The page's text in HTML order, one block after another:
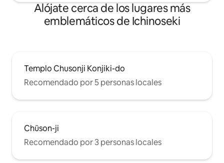
Alójate cerca de los lugares más
emblemáticos de Ichinoseki
Templo Chusonji Konjiki-do
Recomendado por 5 personas locales
Chūson-ji
Recomendado por 3 personas locales